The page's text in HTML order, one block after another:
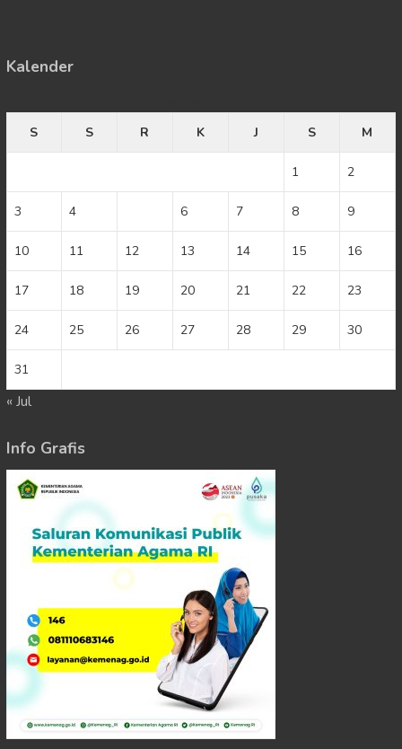
Kalender
S
S R K J S M
1 2
3 4 6 7 8 9
10 11 12 13 14 15 16
17 18 19 20 21 22 23
24 25 26 27 28 29 30
31
« Jul
Info Grafis